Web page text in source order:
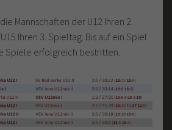
Mannschaften der U12 Ihren 2.
Ihren 3. Spieltag. Bis auf ein Spiel
Spiele erfolgreich bestritten.